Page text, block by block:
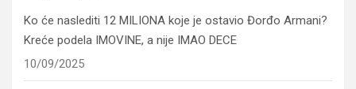
Ko će naslediti 12 MILIONA koje je ostavio Đorđo Armani?
Kreće podela IMOVINE, a nije IMAO DECE
10/09/2025